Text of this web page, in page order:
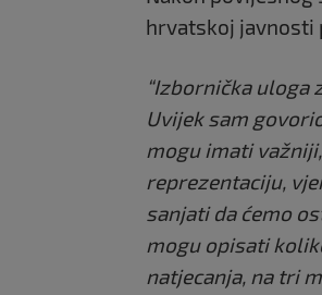
hrvatskoj javnosti
“Izbornička uloga
Uvijek sam
mogu imati
reprezentaciju,
sanjati da ćemo
mogu opisati
natjecanja, na tri